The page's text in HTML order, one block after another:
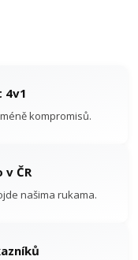
kompromisů.
v ČR
našima rukama.